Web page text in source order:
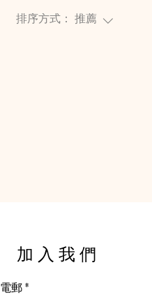
排序方式： 推薦
​加入我們
電郵*